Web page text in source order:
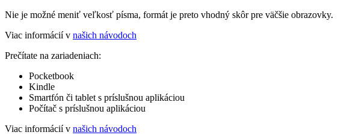
Nie je možné meniť veľkosť písma, formát je preto vhodný skôr pre väčšie obrazovky.
Viac informácií v našich návodoch
Prečítate na zariadeniach:
Pocketbook
Kindle
Smartfón či tablet s príslušnou aplikáciou
Počítač s príslušnou aplikáciou
Viac informácií v našich návodoch